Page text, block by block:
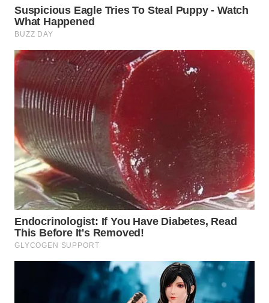
WN
LANGKAT
WN
TAPANULI
SELATAN
TANJUNG
LESUNG
WN
KARO
WN
SIMALUNGUN